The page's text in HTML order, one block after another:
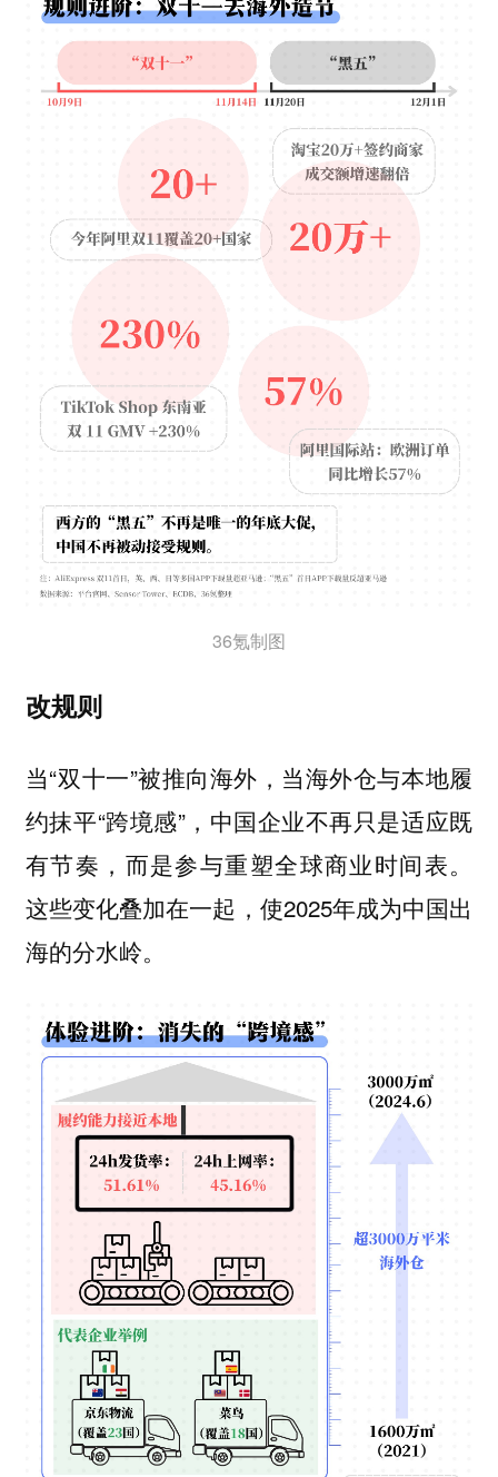
36氪制图
改规则
当“双十一”被推向海外，当海外仓与本地履
约抹平“跨境感”，中国企业不再只是适应既
有节奏，而是参与重塑全球商业时间表。
这些变化叠加在一起，使2025年成为中国出
海的分水岭。